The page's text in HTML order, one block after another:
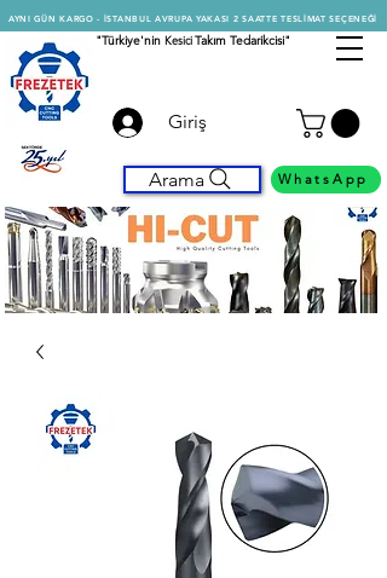
AYNI GÜN KARGO - İSTANBUL AVRUPA YAKASI 2 SAATTE TESLİMAT SEÇENEĞİ
"Türkiye'nin KesiciTakım Tedarikcisi"
Giriş
Arama WhatsApp